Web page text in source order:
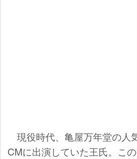
現役時代、亀屋万年堂の人
CMに出演していた王氏。こ